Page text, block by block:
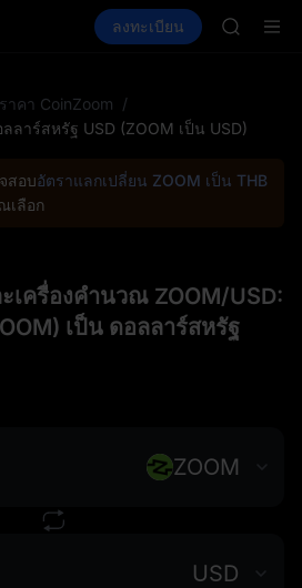
สปอต ฟิวเจอร์ส SPCX
ลงทะเบียน
SPCX พุ่
AAOI
ราคา CoinZoom /
ลาร์สหรัฐ USD (ZOOM เป็น USD)
สอบอัตราแลกเปลี่ยน ZOOM เป็น THB
เลือก
เครื่องคำนวณ ZOOM/USD:
เป็น ดอลลาร์สหรัฐ
ZOOM
USD